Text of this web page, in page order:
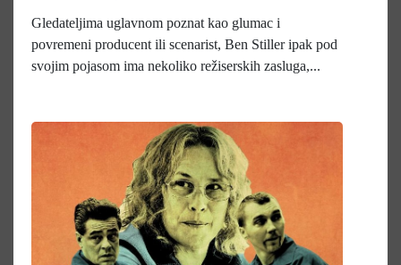
Gledateljima uglavnom poznat kao glumac i
povremeni producent ili scenarist, Ben Stiller ipak pod
svojim pojasom ima nekoliko režiserskih zasluga,...